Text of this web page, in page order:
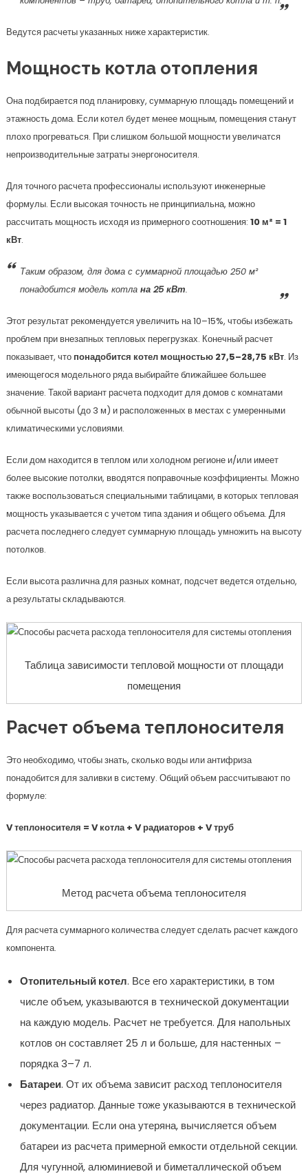
Ведутся расчеты указанных ниже характеристик.
Мощность котла отопления
Она подбирается под планировку, суммарную площадь помещений и
этажность дома. Если котел будет менее мощным, помещения станут
плохо прогреваться. При слишком большой мощности увеличатся
непроизводительные затраты энергоносителя.
Для точного расчета профессионалы используют инженерные
формулы. Если высокая точность не принципиальна, можно
рассчитать мощность исходя из примерного соотношения: 10 м² = 1
кВт.
Таким образом, для дома с суммарной площадью 250 м²
понадобится модель котла на 25 кВт.
Этот результат рекомендуется увеличить на 10–15%, чтобы избежать
проблем при внезапных тепловых перегрузках. Конечный расчет
показывает, что понадобится котел мощностью 27,5–28,75 кВт. Из
имеющегося модельного ряда выбирайте ближайшее большее
значение. Такой вариант расчета подходит для домов с комнатами
обычной высоты (до 3 м) и расположенных в местах с умеренными
климатическими условиями.
Если дом находится в теплом или холодном регионе и/или имеет
более высокие потолки, вводятся поправочные коэффициенты. Можно
также воспользоваться специальными таблицами, в которых тепловая
мощность указывается с учетом типа здания и общего объема. Для
расчета последнего следует суммарную площадь умножить на высоту
потолков.
Если высота различна для разных комнат, подсчет ведется отдельно,
а результаты складываются.
Таблица зависимости тепловой мощности от площади
помещения
Расчет объема теплоносителя
Это необходимо, чтобы знать, сколько воды или антифриза
понадобится для заливки в систему. Общий объем рассчитывают по
формуле:
V теплоносителя = V котла + V радиаторов + V труб
Метод расчета объема теплоносителя
Для расчета суммарного количества следует сделать расчет каждого
компонента.
Отопительный котел. Все его характеристики, в том
числе объем, указываются в технической документации
на каждую модель. Расчет не требуется. Для напольных
котлов он составляет 25 л и больше, для настенных –
порядка 3–7 л.
Батареи. От их объема зависит расход теплоносителя
через радиатор. Данные тоже указываются в технической
документации. Если она утеряна, вычисляется объем
батареи из расчета примерной емкости отдельной секции.
Для чугунной, алюминиевой и биметаллической объем